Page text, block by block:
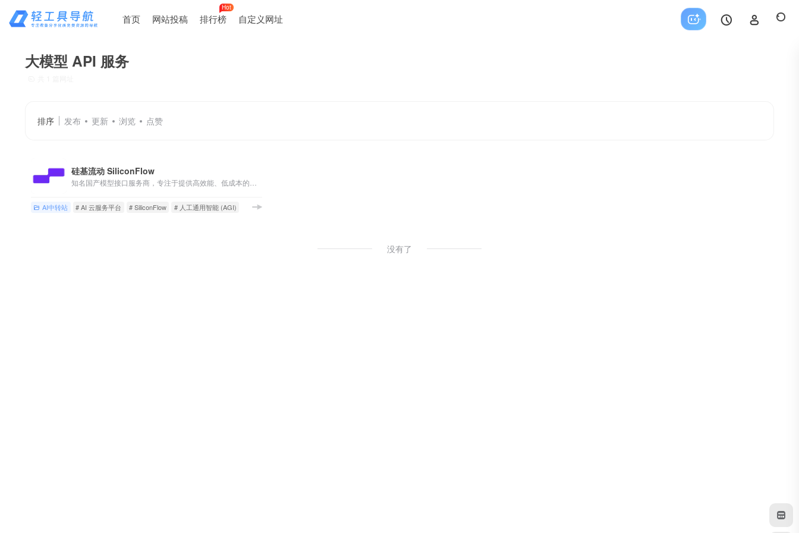
首页 网站投稿 排行榜
Hot
自定义网址
大模型 API 服务
排序 发布 更新 浏览 点赞
硅基流动 SiliconFlow
AI中转站 # AI 云服务平台 # SiliconFlow # 人工通用智能 (AGI)
没有了